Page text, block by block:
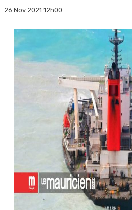
26 Nov 2021 12h00